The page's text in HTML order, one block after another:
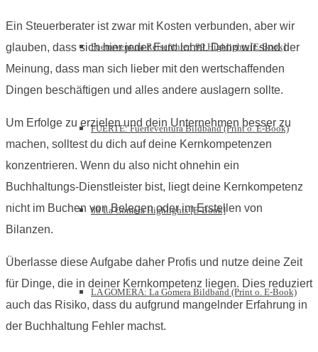
Fuerteventura Reiseführer: 99 Highlights [E-Book]
FUERTE: Fuerteventura Bildband (Print o. E-Book)
88 La Gomera Highlights [E-Book]
LA GOMERA: La Gomera Bildband (Print o. E-Book)
Ein Steuerberater ist zwar mit Kosten verbunden, aber wir
glauben, dass sich hier jeder Euro lohnt. Denn wir sind der
Meinung, dass man sich lieber mit den wertschaffenden
Dingen beschäftigen und alles andere auslagern sollte.
Um Erfolge zu erzielen und dein Unternehmen besser zu
machen, solltest du dich auf deine Kernkompetenzen
konzentrieren. Wenn du also nicht ohnehin ein
Buchhaltungs-Dienstleister bist, liegt deine Kernkompetenz
nicht im Buchen von Belegen oder im Erstellen von
Bilanzen.
Überlasse diese Aufgabe daher Profis und nutze deine Zeit
für Dinge, die in deiner Kernkompetenz liegen. Dies reduziert
auch das Risiko, dass du aufgrund mangelnder Erfahrung in
der Buchhaltung Fehler machst.